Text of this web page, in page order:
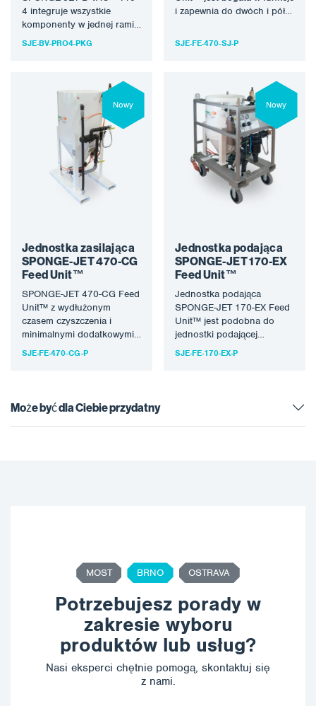
4 integruje wszystkie
komponenty w jednej ramie
do transportu wózkiem
SJE-BV-PRO4-PKG
i zapewnia do dwóch i pół
czyszczenia przed…
SJE-FE-470-SJ-P
Nowy
Jednostka zasilająca
SPONGE-JET 470-CG
Feed Unit™
SPONGE-JET 470-CG Feed
Unit™ z wydłużonym
czasem czyszczenia i
minimalnymi dodatkowymi
funkcjami. To podstawowe,
SJE-FE-470-CG-P
Nowy
Jednostka podająca
SPONGE-JET 170-EX
Feed Unit™
Jednostka podająca
SPONGE-JET 170-EX Feed
Unit™ jest podobna do
jednostki podającej
SPONGE-JET 170-SJ Feed
SJE-FE-170-EX-P
Może być dla Ciebie przydatny
MOST BRNO OSTRAVA
Potrzebujesz porady w
zakresie wyboru
produktów lub usług?
Nasi eksperci chętnie pomogą, skontaktuj się
z nami.